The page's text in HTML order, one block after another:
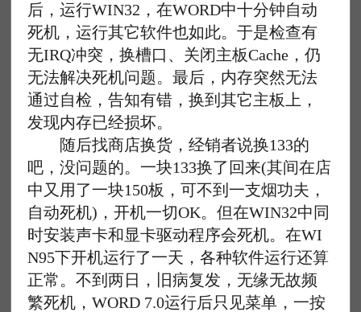
后，运行WIN32，在WORD中十分钟自动
死机，运行其它软件也如此。于是检查有
无IRQ冲突，换槽口、关闭主板Cache，仍
无法解决死机问题。最后，内存突然无法
通过自检，告知有错，换到其它主板上，
发现内存已经损坏。
随后找商店换货，经销者说换133的
吧，没问题的。一块133换了回来(其间在店
中又用了一块150板，可不到一支烟功夫，
自动死机)，开机一切OK。但在WIN32中同
时安装声卡和显卡驱动程序会死机。在WI
N95下开机运行了一天，各种软件运行还算
正常。不到两日，旧病复发，无缘无故频
繁死机，WORD 7.0运行后只见菜单，一按